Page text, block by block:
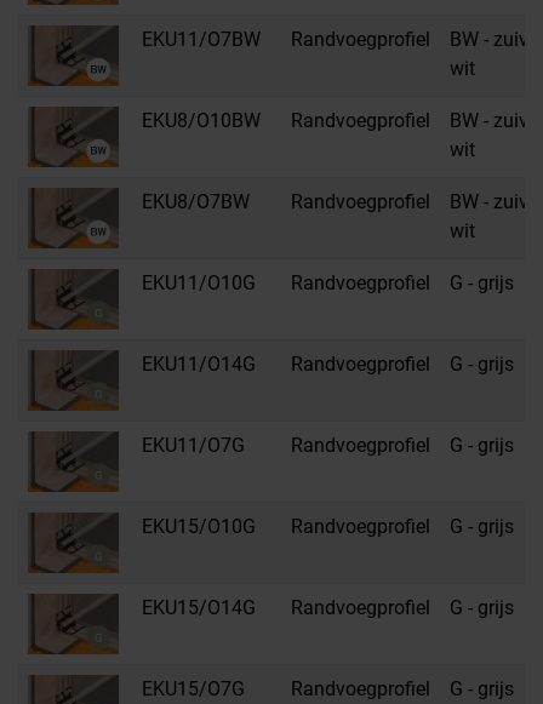
EKU11/O7BW Randvoegprofiel
BW - zuiver
wit
EKU8/O10BW Randvoegprofiel
BW - zuiver
wit
EKU8/O7BW Randvoegprofiel
BW - zuiver
wit
EKU11/O10G Randvoegprofiel G - grijs
EKU11/O14G Randvoegprofiel G - grijs
EKU11/O7G Randvoegprofiel G - grijs
EKU15/O10G Randvoegprofiel G - grijs
EKU15/O14G Randvoegprofiel G - grijs
EKU15/O7G Randvoegprofiel G - grijs